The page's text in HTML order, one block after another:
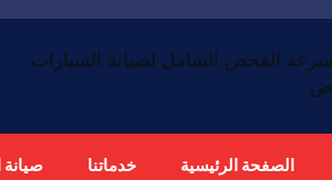
الصفحة الرئيسية خدماتنا صيانة